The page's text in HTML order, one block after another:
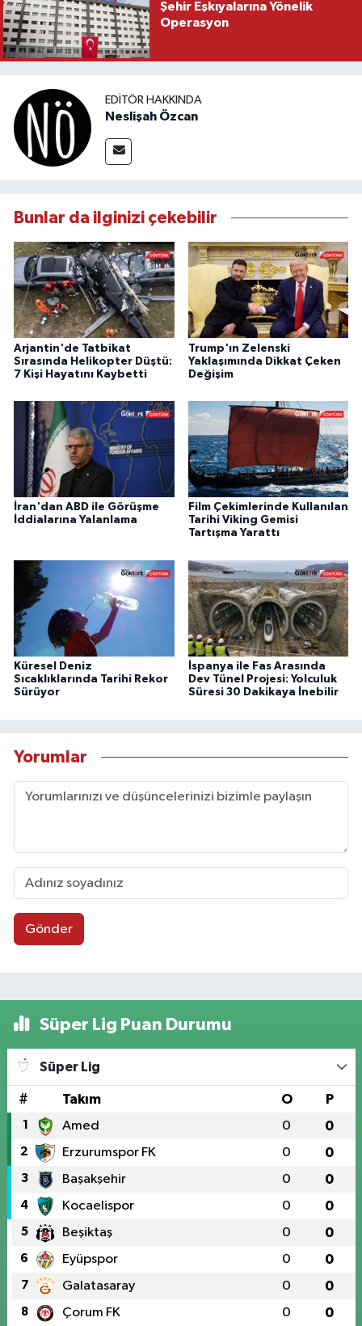
Şehir Eşkıyalarına Yönelik
Operasyon
EDITÖR HAKKINDA
Neslişah Özcan
Bunlar da ilginizi çekebilir
Arjantin'de Tatbikat
Sırasında Helikopter Düştü:
7 Kişi Hayatını Kaybetti
Trump'ın Zelenski
Yaklaşımında Dikkat Çeken
Değişim
İran'dan ABD ile Görüşme
İddialarına Yalanlama
Film Çekimlerinde Kullanılan
Tarihi Viking Gemisi
Tartışma Yarattı
Küresel Deniz
Sıcaklıklarında Tarihi Rekor
Sürüyor
İspanya ile Fas Arasında
Dev Tünel Projesi: Yolculuk
Süresi 30 Dakikaya İnebilir
Yorumlar
Gönder
Süper Lig Puan Durumu
Süper Lig
# Takım O P
1 Amed 0 0
2 Erzurumspor FK 0 0
3 Başakşehir 0 0
4 Kocaelispor 0 0
5 Beşiktaş 0 0
6 Eyüpspor 0 0
7 Galatasaray 0 0
8 Çorum FK 0 0